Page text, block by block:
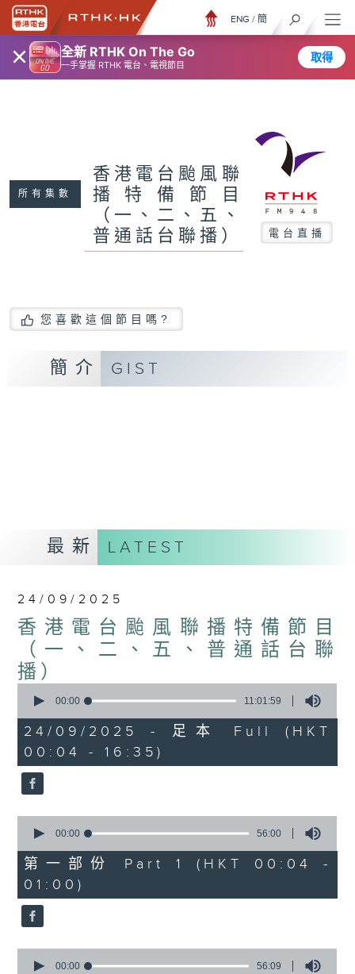
× 全新 RTHK On The Go
一手掌握 RTHK 電台、電視節目
取得
ENG / 簡
所有集數
香港電台颱風聯
播特備節目
（一、二、五、
普通話台聯播）
電台直播
您喜歡這個節目嗎?
簡介 GIST
最新 LATEST
24/09/2025
香港電台颱風聯播特備節目
（一、二、五、普通話台聯
播）
seconds
11
hours,
1
minute,
59
seconds
00:00 11:01:59
24/09/2025 - 足本 Full (HKT
00:04 - 16:35)
seconds
56
minutes,
0
seconds
00:00 56:00
第一部份 Part 1 (HKT 00:04 -
01:00)
seconds
00:00 56:09